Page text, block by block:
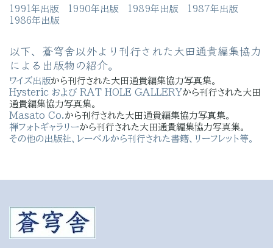
1991年出版
1990年出版 1989年出版
1987年出版
1986年出版
以下、蒼穹舍以外より刊行された大田通貴編集協力
による出版物の紹介。
ワイズ出版から刊行された大田通貴編集協力写真集。
Hysteric および RAT HOLE GALLERYから刊行された大田
通貴編集協力写真集。
Masato Co. から刊行された大田通貴編集協力写真集。
禅フォトギャラリーから刊行された大田通貴編集協力写真集。
その他の出版社、レーベルから刊行された書籍、リーフレット等。